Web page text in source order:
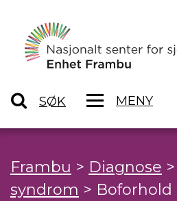
SØK MENY
Frambu > Diagnose >
syndrom > Boforhold